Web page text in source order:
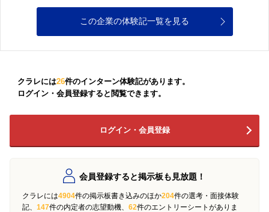
この企業の体験記一覧を見る
クラレには26件のインターン体験記があります。
ログイン・会員登録すると閲覧できます。
ログイン・会員登録
会員登録すると掲示板も見放題！
クラレには4904件の掲示板書き込みのほか204件の選考・面接体験
記、 147件の内定者の志望動機、 62件のエントリーシートがありま